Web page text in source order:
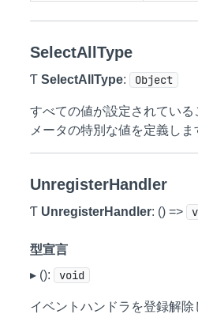
SelectAllType
Ƭ SelectAllType: Object
すべての値が設定されてい
メータの特別な値を定義しま
UnregisterHandler
Ƭ UnregisterHandler: () =>
型宣言
▸ ():
void
イベントハンドラを登録解除